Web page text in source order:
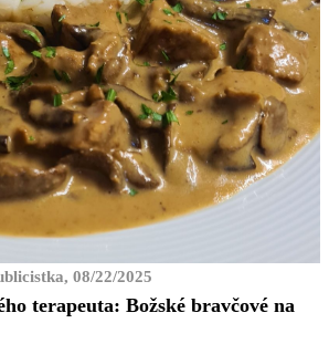
08/22/2025
terapeuta: Božské bravčové na